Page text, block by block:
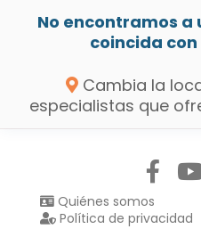
No encontramos a
coincida
Cambia la
especialistas que
Quiénes somos
Política de privacidad